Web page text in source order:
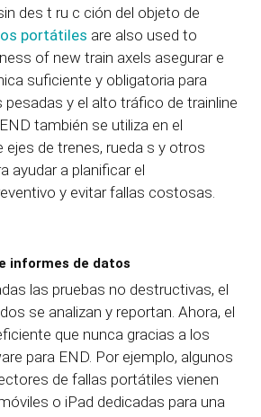
des t ru c ción del objeto de
portátiles are also used to
of new train axels asegurar e
suficiente y obligatoria para
pesadas y el alto tráfico de trainline
también se utiliza en el
de trenes, rueda s y otros
ayudar a planificar el
y evitarfallas costosas.
informes de datos
las pruebas no destructivas, el
se analizan y reportan. Ahora, el
que nunca gracias a los
para END. Por ejemplo, algunos
de fallas portátiles vienen
o iPad dedicadas para una